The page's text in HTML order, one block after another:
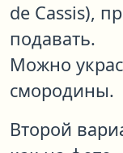
de Cassis),
подавать.
Можно
смородины.
Второй